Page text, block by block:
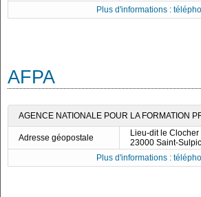
Plus d'informations :
AFPA
AGENCE NATIONALE POUR LA FORMATION
Adresse géopostale
Lieu-dit le Clocher
23000 Saint-
Plus d'informations :